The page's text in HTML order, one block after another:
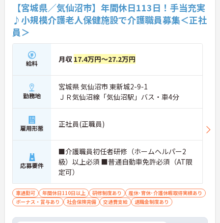
【宮城県／気仙沼市】年間休日113日！手当充実
♪小規模介護老人保健施設で介護職員募集＜正社
員＞
給料 月収 17.4万円～27.2万円
勤務地
宮城県 気仙沼市 東新城2-9-1
ＪＲ気仙沼線「気仙沼駅」バス・車4分
雇用形態 正社員(正職員)
応募要件
■介護職員初任者研修（ホームヘルパー2
級）以上必須 ■普通自動車免許必須（AT限
定可）
車通勤可 年間休日110日以上 研修制度あり
産休･育休･介護休暇取得実績あり
ボーナス・賞与あり
社会保険完備 交通費支給 退職金制度あり